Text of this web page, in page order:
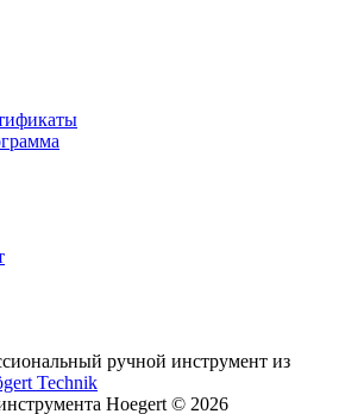
ручной инструмент из
Technik
Hoegert © 2026